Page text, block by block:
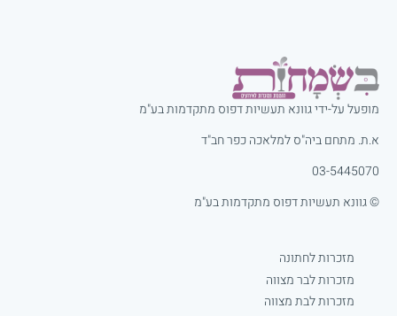
מופעל על-ידי גוונא תעשיות דפוס מתקדמות בע"מ
א.ת. מתחם ביה"ס למלאכה כפר חב"ד
03-5445070
© גוונא תעשיות דפוס מתקדמות בע"מ
מזכרות לחתונה
מזכרות לבר מצווה
מזכרות לבת מצווה